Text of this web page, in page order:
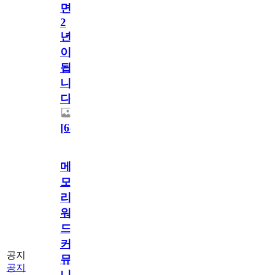
면
2
년
이
됩
니
다.
[64
공지
공지
메
모
리
워
드
커
뮤